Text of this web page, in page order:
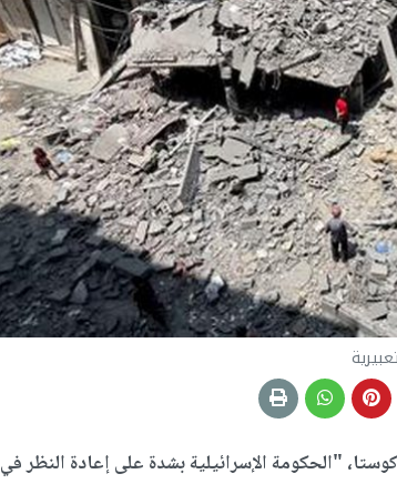
"الحكومة الإسرائيلية بشدة على إعادة النظر في